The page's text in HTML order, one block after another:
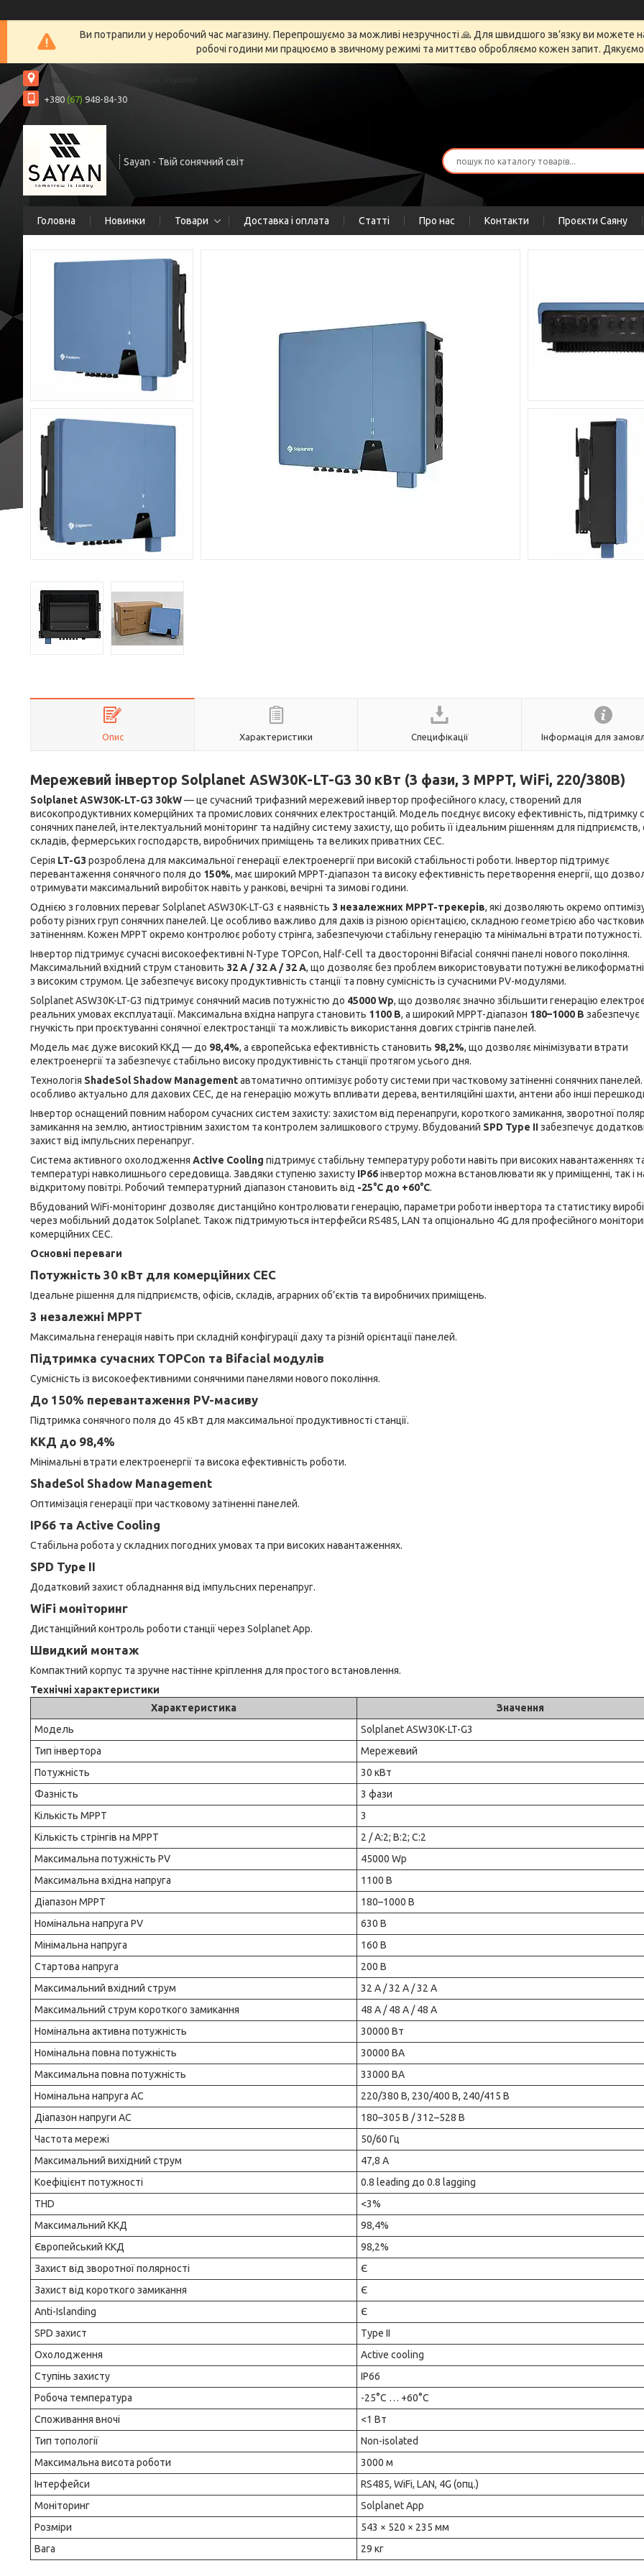
Ви потрапили у неробочий час магазину. Перепрошуємо за можливі незручності 🙏 Для швидшого зв’язку ви можете
робочі години ми працюємо в звичному режимі та миттєво обробляємо кожен запит. Дякуємо
Спортивна площа, 1а, Київ, Україна
+380 (67) 948-84-30
Sayan - Твій сонячний світ
Головна Новинки Товари Доставка і оплата Статті Про нас Контакти Проєкти Саяну
Опис Характеристики Специфікації Інформація для
Мережевий інвертор Solplanet ASW30K-LT-G3 30 кВт (3 фази, 3 MPPT, WiFi, 220/380В)
Solplanet ASW30K-LT-G3 30kW— це сучасний трифазний мережевий інвертор професійного класу, створений для
високопродуктивних комерційних та промислових сонячних електростанцій. Модель поєднує високу ефективність, підтримку
сонячних панелей, інтелектуальний моніторинг та надійну систему захисту, що робить її ідеальним рішенням для підприємств,
складів, фермерських господарств, виробничих приміщень та великих приватних СЕС.
Серія LT-G3 розроблена для максимальної генерації електроенергії при високій стабільності роботи. Інвертор підтримує
перевантаження сонячного поля до 150%, має широкий MPPT-діапазон та високу ефективність перетворення енергії, що
отримувати максимальний виробіток навіть у ранкові, вечірні та зимові години.
Однією з головних переваг Solplanet ASW30K-LT-G3 є наявність 3 незалежних MPPT-трекерів, які дозволяють окремо
роботу різних груп сонячних панелей. Це особливо важливо для дахів із різною орієнтацією, складною геометрією або
затіненням. Кожен MPPT окремо контролює роботу стрінга, забезпечуючи стабільну генерацію та мінімальні втрати потужності.
Інвертор підтримує сучасні високоефективні N-Type TOPCon, Half-Cell та двосторонні Bifacial сонячні панелі нового покоління.
Максимальний вхідний струм становить 32 А / 32 А / 32 А, що дозволяє без проблем використовувати потужні
з високим струмом. Це забезпечує високу продуктивність станції та повну сумісність із сучасними PV-модулями.
Solplanet ASW30K-LT-G3 підтримує сонячний масив потужністю до 45000 Wp, що дозволяє значно збільшити генерацію
реальних умовах експлуатації. Максимальна вхідна напруга становить 1100 В, а широкий MPPT-діапазон 180–1000 В забезпечує
гнучкість при проєктуванні сонячної електростанції та можливість використання довгих стрінгів панелей.
Модель має дуже високий ККД — до 98,4%, а європейська ефективність становить 98,2%, що дозволяє мінімізувати втрати
електроенергії та забезпечує стабільно високу продуктивність станції протягом усього дня.
Технологія ShadeSol Shadow Managementавтоматично оптимізує роботу системи при частковому затіненні сонячних
особливо актуально для дахових СЕС, де на генерацію можуть впливати дерева, вентиляційні шахти, антени або інші
Інвертор оснащений повним набором сучасних систем захисту: захистом від перенапруги, короткого замикання, зворотної
замикання на землю, антиострівним захистом та контролем залишкового струму. Вбудований SPD Type IIзабезпечує
захист від імпульсних перенапруг.
Система активного охолодження Active Cooling підтримує стабільну температуру роботи навіть при високих навантаженнях
температурі навколишнього середовища. Завдяки ступеню захисту IP66інвертор можна встановлювати як у приміщенні, так і
відкритому повітрі. Робочий температурний діапазон становить від -25°C до +60°C.
Вбудований WiFi-моніторинг дозволяє дистанційно контролювати генерацію, параметри роботи інвертора та статистику
через мобільний додаток Solplanet. Також підтримуються інтерфейси RS485, LAN та опціонально 4G для професійного
комерційних СЕС.
Основні переваги
Потужність 30 кВт для комерційних СЕС
Ідеальне рішення для підприємств, офісів, складів, аграрних об’єктів та виробничих приміщень.
3 незалежні MPPT
Максимальна генерація навіть при складній конфігурації даху та різній орієнтації панелей.
Підтримка сучасних TOPCon та Bifacial модулів
Сумісність із високоефективними сонячними панелями нового покоління.
До 150% перевантаження PV-масиву
Підтримка сонячного поля до 45 кВт для максимальної продуктивності станції.
ККД до 98,4%
Мінімальні втрати електроенергії та висока ефективність роботи.
ShadeSol Shadow Management
Оптимізація генерації при частковому затіненні панелей.
IP66 та Active Cooling
Стабільна робота у складних погодних умовах та при високих навантаженнях.
SPD Type II
Додатковий захист обладнання від імпульсних перенапруг.
WiFi моніторинг
Дистанційний контроль роботи станції через Solplanet App.
Швидкий монтаж
Компактний корпус та зручне настінне кріплення для простого встановлення.
Технічні характеристики
Характеристика
Значення
Модель
Solplanet ASW30K-LT-G3
Тип інвертора
Мережевий
Потужність
30 кВт
Фазність
3 фази
Кількість MPPT
3
Кількість стрінгів на MPPT
2 / A:2; B:2; C:2
Максимальна потужність PV
45000 Wp
Максимальна вхідна напруга
1100 В
Діапазон MPPT
180–1000 В
Номінальна напруга PV
630 В
Мінімальна напруга
160 В
Стартова напруга
200 В
Максимальний вхідний струм
32 А / 32 А / 32 А
Максимальний струм короткого замикання
48 А / 48 А / 48 А
Номінальна активна потужність
30000 Вт
Номінальна повна потужність
30000 ВА
Максимальна повна потужність
33000 ВА
Номінальна напруга AC
220/380 В, 230/400 В, 240/415 В
Діапазон напруги AC
180–305 В / 312–528 В
Частота мережі
50/60 Гц
Максимальний вихідний струм
47,8 А
Коефіцієнт потужності
0.8 leading до 0.8 lagging
THD
<3%
Максимальний ККД
98,4%
Європейський ККД
98,2%
Захист від зворотної полярності
Є
Захист від короткого замикання
Є
Anti-Islanding
Є
SPD захист
Type II
Охолодження
Active cooling
Ступінь захисту
IP66
Робоча температура
-25°C … +60°C
Споживання вночі
<1 Вт
Тип топології
Non-isolated
Максимальна висота роботи
3000 м
Інтерфейси
RS485, WiFi, LAN, 4G (опц.)
Моніторинг
Solplanet App
Розміри
543 × 520 × 235 мм
Вага
29 кг